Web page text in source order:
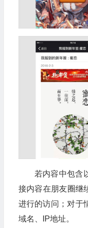
若内容中包含
接内容在朋友圈继
进行的访问；对于
域名、IP地址。